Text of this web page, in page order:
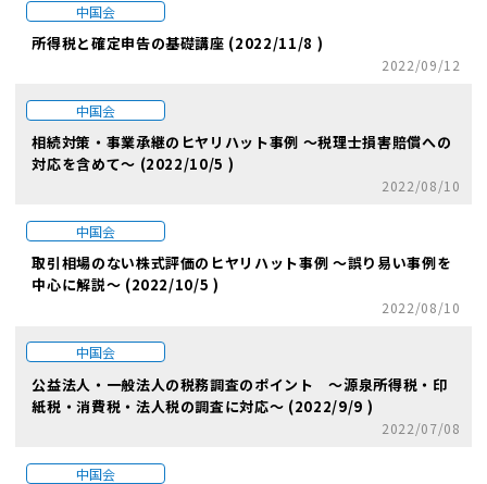
中国会
所得税と確定申告の基礎講座 (2022/11/8 )
2022/09/12
中国会
相続対策・事業承継のヒヤリハット事例 ～税理士損害賠償への
対応を含めて～ (2022/10/5 )
2022/08/10
中国会
取引相場のない株式評価のヒヤリハット事例 ～誤り易い事例を
中心に解説～ (2022/10/5 )
2022/08/10
中国会
公益法人・一般法人の税務調査のポイント ～源泉所得税・印
紙税・消費税・法人税の調査に対応～ (2022/9/9 )
2022/07/08
中国会